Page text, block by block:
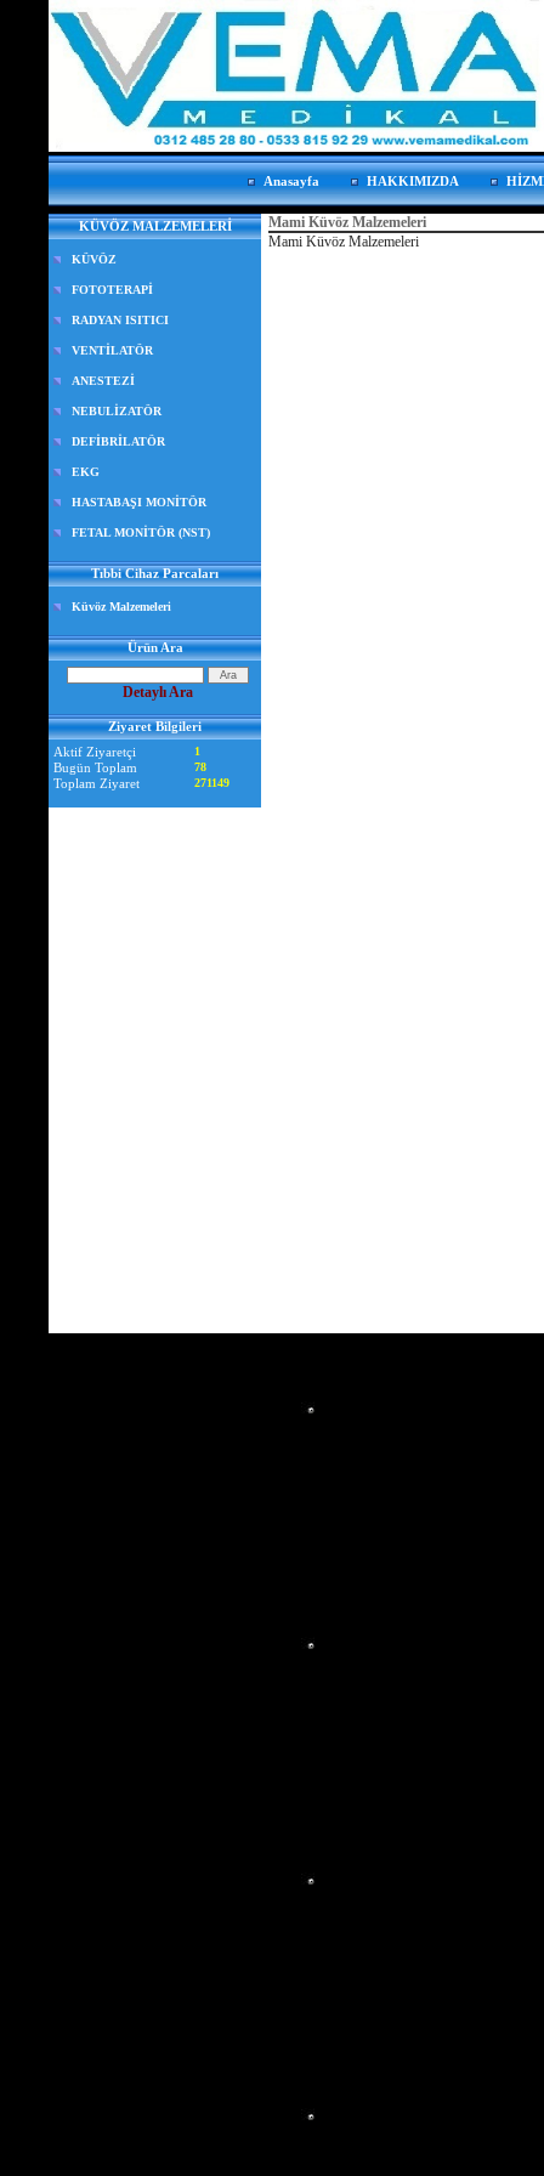
Anasayfa HAKKIMIZDA
KÜVÖZ MALZEMELERİ
KÜVÖZ
FOTOTERAPİ
RADYAN ISITICI
VENTİLATÖR
ANESTEZİ
NEBULİZATÖR
DEFİBRİLATÖR
EKG
HASTABAŞI MONİTÖR
FETAL MONİTÖR (NST)
Tıbbi Cihaz Parcaları
Küvöz Malzemeleri
Ürün Ara
Detaylı Ara
Ziyaret Bilgileri
Aktif Ziyaretçi
1
Bugün Toplam 78
Toplam Ziyaret 271149
Mami Küvöz Malzemeleri
Mami Küvöz Malzemeleri